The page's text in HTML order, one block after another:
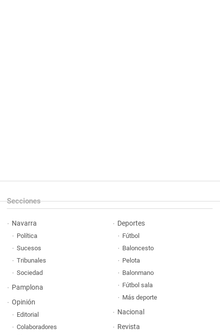
Secciones
Navarra
Política
Sucesos
Tribunales
Sociedad
Pamplona
Opinión
Editorial
Colaboradores
Deportes
Fútbol
Baloncesto
Pelota
Balonmano
Fútbol sala
Más deporte
Nacional
Revista